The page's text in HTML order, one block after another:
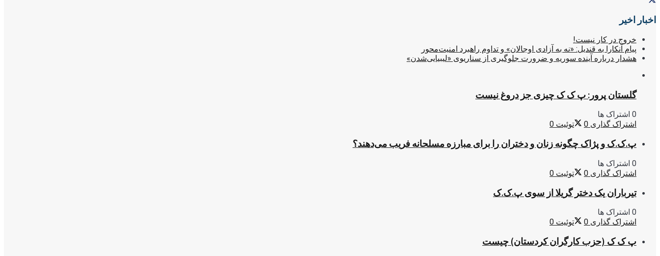
اخبار اخیر
خروج در کار نیست!
پیام آنکارا به قندیل: «نه به آزادی اوجالان» و تداوم راهبرد امنیت‌محور
هشدار درباره آینده سوریه و ضرورت جلوگیری از سناریوی «لیبیایی‌شدن»
گلستان پرور: پ ک ک چیزی جز دروغ نیست
0 اشتراک ها
اشتراک گذاری 0 توئیت 0
پ.ک.ک و پژاک چگونه زنان و دختران را برای مبارزه مسلحانه فریب می‌دهند؟
0 اشتراک ها
اشتراک گذاری 0 توئیت 0
تیرباران یک دختر گریلا از سوی پ.ک.ک
0 اشتراک ها
اشتراک گذاری 0 توئیت 0
پ ک ک (حزب کارگران کردستان) چیست